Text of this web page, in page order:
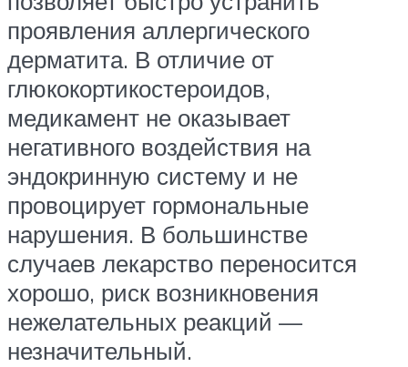
проявления аллергического
дерматита. В отличие от
глюкокортикостероидов,
медикамент не оказывает
негативного воздействия на
эндокринную систему и не
провоцирует гормональные
нарушения. В большинстве
случаев лекарство переносится
хорошо, риск возникновения
нежелательных реакций —
незначительный.